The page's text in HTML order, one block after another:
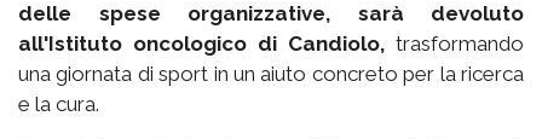
delle spese organizzative, sarà devoluto
all'Istituto oncologico di Candiolo, trasformando
una giornata di sport in un aiuto concreto per la ricerca
e la cura.